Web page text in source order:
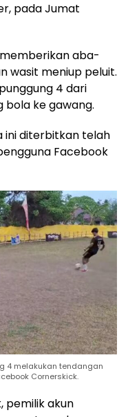
pada Jumat
aba-
wasit meniup peluit.
4 dari
bola ke gawang.
ini diterbitkan telah
Facebook
4 melakukan tendangan
Cornerskick.
pemilik akun